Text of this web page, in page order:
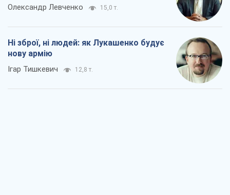
Олександр Левченко 15,0 т.
Ні зброї, ні людей: як Лукашенко будує
нову армію
Ігар Тишкевич 12,8 т.